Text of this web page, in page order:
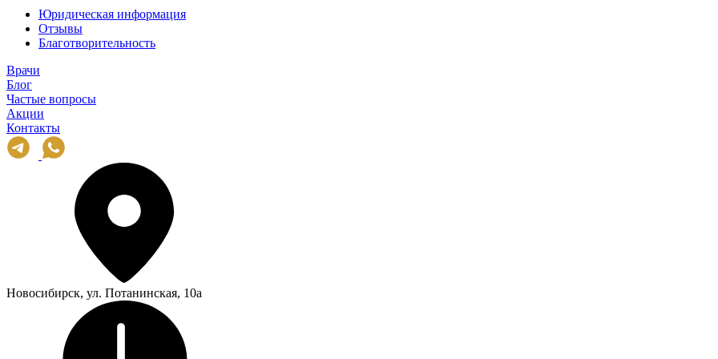
Юридическая информация
Отзывы
Благотворительность
Врачи
Блог
Частые вопросы
Акции
Контакты
Новосибирск, ул. Потанинская, 10а